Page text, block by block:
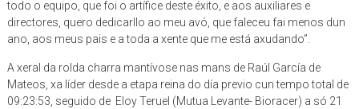
todo o equipo, que foi o artífice deste éxito, e aos auxiliares e
directores, quero dedicarllo ao meu avó, que faleceu fai menos dun
ano, aos meus pais e a toda a xente que me está axudando”.
A xeral da rolda charra mantívose nas mans de Raúl García de
Mateos, xa líder desde a etapa reina do día previo cun tempo total de
09:23:53, seguido de Eloy Teruel (Mutua Levante- Bioracer) a só 21